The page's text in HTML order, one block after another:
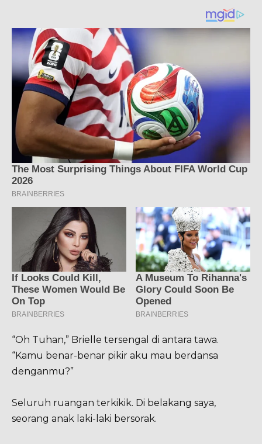
“Oh Tuhan,” Brielle tersengal di antara tawa.
“Kamu benar-benar pikir aku mau berdansa
denganmu?”
Seluruh ruangan terkikik. Di belakang saya,
seorang anak laki-laki bersorak.